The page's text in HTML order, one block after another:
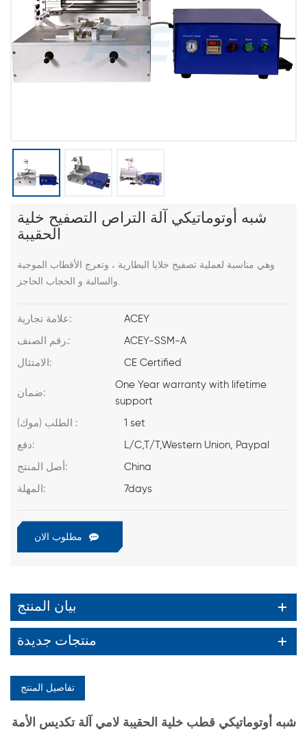
شبه أوتوماتيكي آلة التراص التصفيح خلية
الحقيبة
وهي مناسبة لعملية تصفيح خلايا البطارية ، وتعرج الأقطاب الموجبة
والسالبة و الحجاب الحاجز.
علامة تجارية: ACEY
رقم الصنف.: ACEY-SSM-A
الامتثال: CE Certified
ضمان:
One Year warranty with lifetime
support
الطلب (موك) : 1 set
دفع: L/C,T/T,Western Union, Paypal
أصل المنتج: China
المهلة: 7days
مطلوب الان
بيان المنتج
منتجات جديدة
تفاصيل المنتج
شبه أوتوماتيكي قطب خلية الحقيبة لامي آلة تكديس الأمة